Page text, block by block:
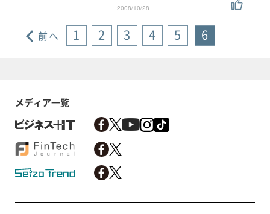
2008/10/28
前へ 1 2 3 4 5 6
メディア一覧